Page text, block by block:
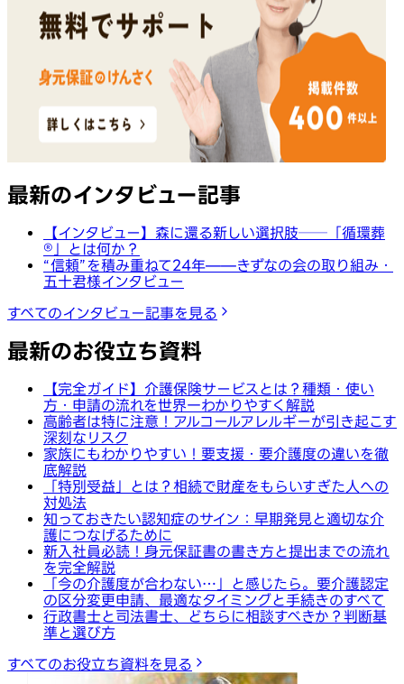
最新のインタビュー記事
【インタビュー】森に還る新しい選択肢──「循環葬
®︎」とは何か？
“信頼”を積み重ねて24年——きずなの会の取り組み・
五十君様インタビュー
すべてのインタビュー記事を見る
最新のお役立ち資料
【完全ガイド】介護保険サービスとは？種類・使い
方・申請の流れを世界一わかりやすく解説
高齢者は特に注意！アルコールアレルギーが引き起こす
深刻なリスク
家族にもわかりやすい！要支援・要介護度の違いを徹
底解説
「特別受益」とは？相続で財産をもらいすぎた人への
対処法
知っておきたい認知症のサイン：早期発見と適切な介
護につなげるために
新入社員必読！身元保証書の書き方と提出までの流れ
を完全解説
「今の介護度が合わない…」と感じたら。要介護認定
の区分変更申請、最適なタイミングと手続きのすべて
行政書士と司法書士、どちらに相談すべきか？判断基
準と選び方
すべてのお役立ち資料を見る